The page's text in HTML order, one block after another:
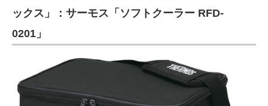
ックス」：サーモス「ソフトクーラー RFD-
0201」